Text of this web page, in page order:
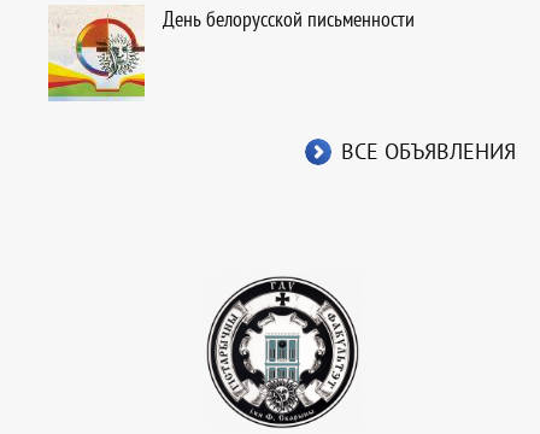
День белорусской письменности
ВСЕ ОБЪЯВЛЕНИЯ